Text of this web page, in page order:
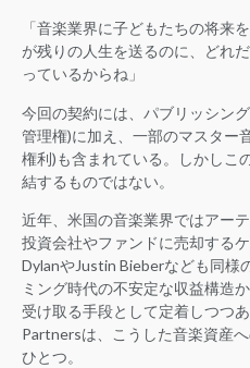
「音楽業界に子どもたちの将来
が残りの人生を送るのに、どれ
っているからね」
今回の契約には、パブリッシン
管理権)に加え、一部のマスター
権利)も含まれている。しかしこ
結するものではない。
近年、米国の音楽業界ではアー
投資会社やファンドに売却する
DylanやJustin Bieberなども同様
ミング時代の不安定な収益構造
受け取る手段として定着しつつ
Partnersは、こうした音楽資産
ひとつ。